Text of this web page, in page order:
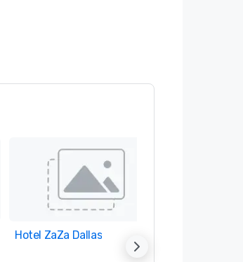
Removed from favorites
Hotel ZaZa Dallas